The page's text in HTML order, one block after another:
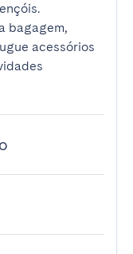
bagagem,
acessórios